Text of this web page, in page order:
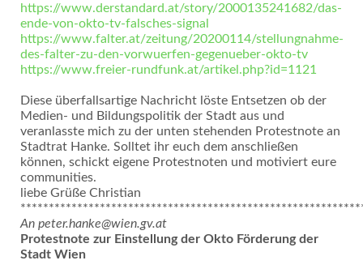
https://www.derstandard.at/story/2000135241682/das-
ende-von-okto-tv-falsches-signal
https://www.falter.at/zeitung/20200114/stellungnahme-
des-falter-zu-den-vorwuerfen-gegenueber-okto-tv
https://www.freier-rundfunk.at/artikel.php?id=1121
Diese überfallsartige Nachricht löste Entsetzen ob der
Medien- und Bildungspolitik der Stadt aus und
veranlasste mich zu der unten stehenden Protestnote an
Stadtrat Hanke. Solltet ihr euch dem anschließen
können, schickt eigene Protestnoten und motiviert eure
communities.
liebe Grüße Christian
An peter.hanke@wien.gv.at
Protestnote zur Einstellung der Okto Förderung der
Stadt Wien